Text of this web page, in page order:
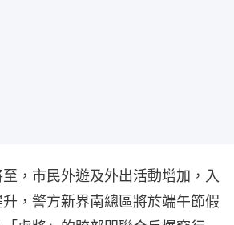
，市民外遊及外出活動增加，入
，警方新界南總區將於端午節假